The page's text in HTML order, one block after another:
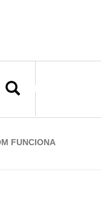
SEARCH
FUNCIONA